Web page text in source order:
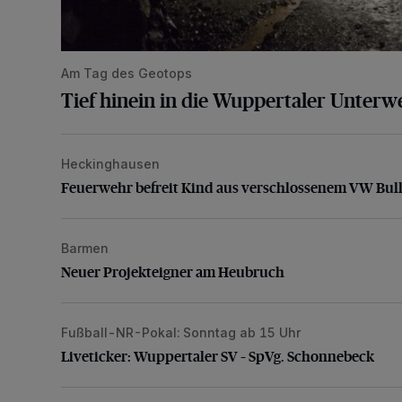
Am Tag des Geotops
Tief hinein in die Wuppertaler
Feuerwehr befreit Kind aus verschlossenem VW Bulli
Heckinghausen
Feuerwehr befreit Kind aus verschlossenem VW
Neuer Projekteigner am Heubruch
Barmen
Neuer Projekteigner am Heubruch
Liveticker: Wuppertaler SV – SpVg. Schonnebeck
Fußball-NR-Pokal: Sonntag ab 15 Uhr
Liveticker: Wuppertaler SV – SpVg. Schonnebeck